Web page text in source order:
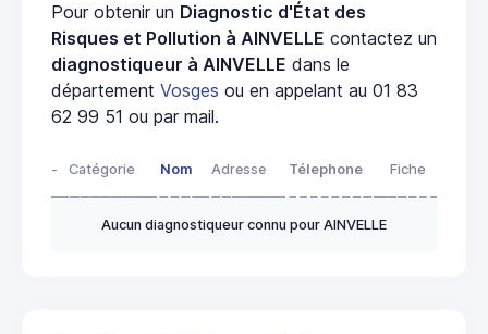
Pour obtenir un Diagnostic d'État des
Risques et Pollution à AINVELLE contactez un
diagnostiqueur à AINVELLE dans le
département Vosges ou en appelant au 01 83
62 99 51 ou par mail.
- Catégorie Nom Adresse Télephone Fiche
Aucun diagnostiqueur connu pour AINVELLE